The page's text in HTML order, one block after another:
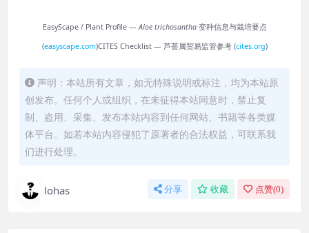
EasyScape / Plant Profile —Aloe trichosantha变种信息与栽培要点
(easyscape.com)CITES Checklist — 芦荟属贸易监管参考 (cites.org)
声明：本站所有文章，如无特殊说明或标注，均为本站原
创发布。任何个人或组织，在未征得本站同意时，禁止复
制、盗用、采集、发布本站内容到任何网站、书籍等各类媒
体平台。如若本站内容侵犯了原著者的合法权益，可联系我
们进行处理。
lohas 分享 收藏 点赞(0)